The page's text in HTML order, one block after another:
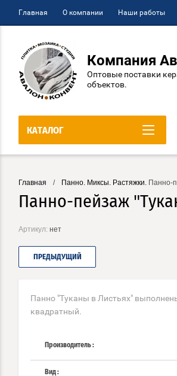
Главная О компании Наши работы
Компания
Оптовые поставки
объектов.
КАТАЛОГ
Главная / Панно. Миксы. Растяжки. Панно-
Панно-пейзаж
Артикул: нет
ПРЕДЫДУЩИЙ
Панно "Туканы в Листьях"
квадратный.
Производитель
Вид